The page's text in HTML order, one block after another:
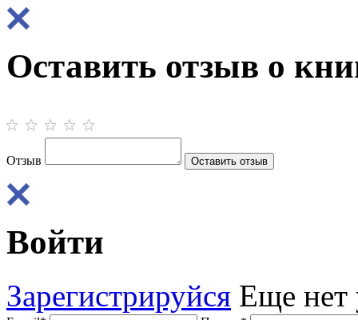
Оставить отзыв о
Отзыв
Войти
Зарегистрируйся Еще нет